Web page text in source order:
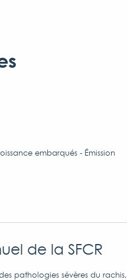
embarqués - Émission
de la SFCR
pathologies sévères du rachis,